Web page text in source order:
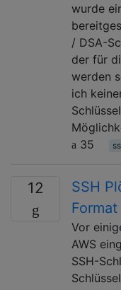
wurde
/ DSA-
der für
werden
ich
35
12
SSH
Format
Vor
AWS
SSH-